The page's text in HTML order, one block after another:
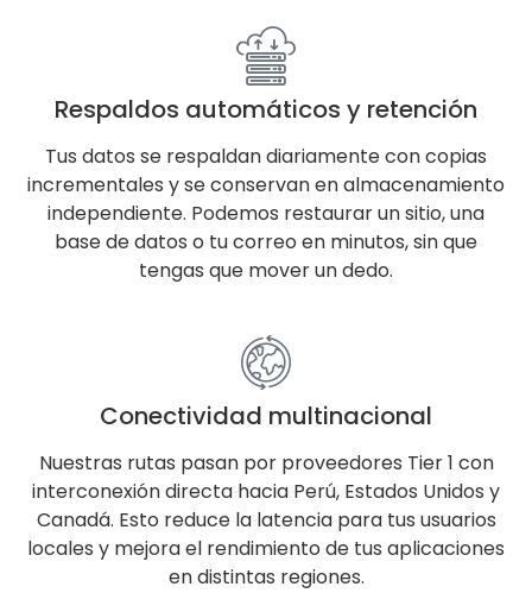
Respaldos automáticos y retención
Tus datos se respaldan diariamente con copias
incrementales y se conservan en almacenamiento
independiente. Podemos restaurar un sitio, una
base de datos o tu correo en minutos, sin que
tengas que mover un dedo.
Conectividad multinacional
Nuestras rutas pasan por proveedores Tier 1 con
interconexión directa hacia Perú, Estados Unidos y
Canadá. Esto reduce la latencia para tus usuarios
locales y mejora el rendimiento de tus aplicaciones
en distintas regiones.